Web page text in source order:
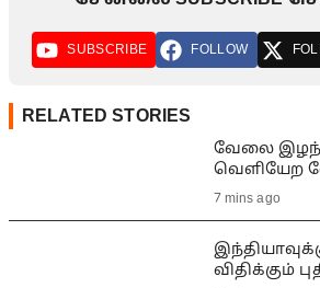
SUBSCRIBE FOLLOW
RELATED STORIES
வேலை
வெளியேற
7 mins ago
விதிக்கும்